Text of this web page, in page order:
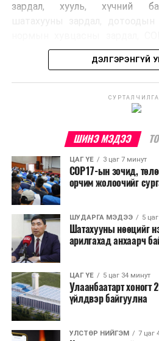
зардал, хууль, хүчний
хурлын зардал, Засгийн
хөрөнгийн санхүүжилтийг
шийдвэрлэжээ.
Харин дараах зардлыг
шийдвэртэйгээс бусад
тэмдэглэлт өдөр, найр
хэмжээ;
Урьдчилан төлөвлөсөн
тушаалтны
томилолт, гадаадын
Зайлшгүй
тавилга, автомашин
Батлан хамгаалах, хууль
сургалт, дадлага;
Хуулиар заавал
ДЭЛГЭРЭНГҮЙ
ШИНЭ МЭДЭЭ
ЦАГ ҮЕ 3 цаг 7 минут
COP17-ын зочид,
орчим жолоочийг
ШУДАРГА МЭДЭЭ 5
Шатахууны нөөцийг
арилгахад анхаарч
ЦАГ ҮЕ 5 цаг 34 минут
Улаанбаатарт хоногт
үйлдвэр байгуулна
УЛСТӨР НИЙГЭМ 7 цаг